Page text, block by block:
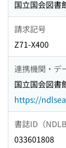
国立国会図書
請求記号
Z71-X400
連携機関・デ
国立国会図書
https://
書誌ID（
033601808